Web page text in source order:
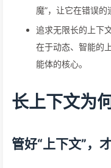
魔”，让它在错误的
追求无限长的上下
在于动态、智能的
能体的核心。
长上下文为
管好“上下文”，